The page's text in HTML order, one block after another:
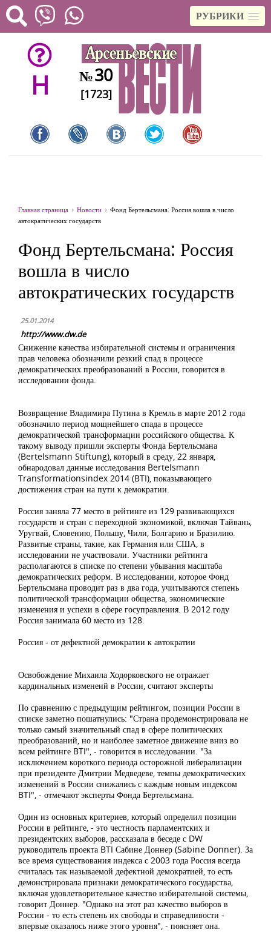
РУБРИКИ
H №30
[1723]
Главная страница Новости
Фонд Бертельсмана: Россия вошла в число
автократических государств
Фонд Бертельсмана: Россия
вошла в число
автократических государств
25.01.2014
http://www.dw.de
Снижение качества избирательной системы и ограничения
прав человека обозначили резкий спад в процессе
демократических преобразований в России, говорится в
исследовании фонда.
Возвращение Владимира Путина в Кремль в марте 2012 года
обозначило период мощнейшего спада в процессе
демократической трансформации российского общества. К
такому выводу пришли эксперты Фонда Бертельсмана
(Bertelsmann Stiftung), который в среду, 22 января,
обнародовал данные исследования Bertelsmann
Transformationsindex 2014 (BTI), показывающего
достижения стран на пути к демократии.
Россия заняла 77 место в рейтинге из 129 развивающихся
государств и стран с переходной экономикой, включая Тайвань,
Уругвай, Словению, Польшу, Чили, Болгарию и Бразилию.
Развитые страны, такие, как Германия или США, в
исследовании не участвовали. Участники рейтинга
располагаются в списке по степени убывания масштаба
демократических реформ. В исследовании, которое Фонд
Бертельсмана проводит раз в два года, учитываются степень
политической трансформации общества, экономические
изменения и успехи в сфере госуправления. В 2012 году
Россия занимала 60 место из 128.
Россия - от дефектной демократии к автократии
Освобождение Михаила Ходорковского не отражает
кардинальных изменеий в России, считают эксперты
По сравнению с предыдущим рейтингом, позиции России в
списке заметно пошатнулись: "Страна продемонстрировала не
только самый значительный спад в сфере политических
преобразований, но и наиболее заметное движение вниз во
всем рейтинге BTI", - говорится в исследовании. "За
исключением короткого периода осторожной либерализации
при президенте Дмитрии Медведеве, темпы демократических
изменений в России снижались с каждым новым индексом
BTI", - отмечают эксперты Фонда Бертельсмана.
Один из основных критериев, который определил позиции
России в рейтинге, - это честность парламентских и
президентских выборов, рассказала в беседе с DW
руководитель проекта BTI Сабине Доннер (Sabine Donner). За
все время существования индекса с 2003 года Россия всегда
считалась так называемой дефектной демократией, то есть
демонстрировала признаки демократического государства,
включая удовлетворительное качество избирательной системы,
говорит Доннер. "Однако на этот раз качество выборов в
России - то есть степень их свободы и справедливости -
впервые оказалось ниже этого уровня", - поясняет она.